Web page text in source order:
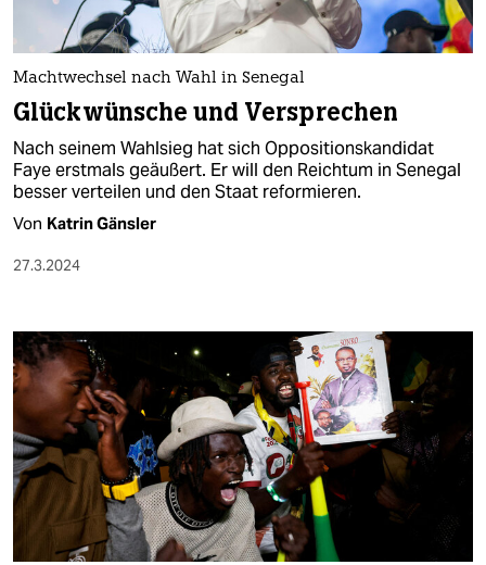
Machtwechsel nach Wahl in Senegal
Glückwünsche und Versprechen
Nach seinem Wahlsieg hat sich Oppositionskandidat
Faye erstmals geäußert. Er will den Reichtum in Senegal
besser verteilen und den Staat reformieren.
Von Katrin Gänsler
27.3.2024